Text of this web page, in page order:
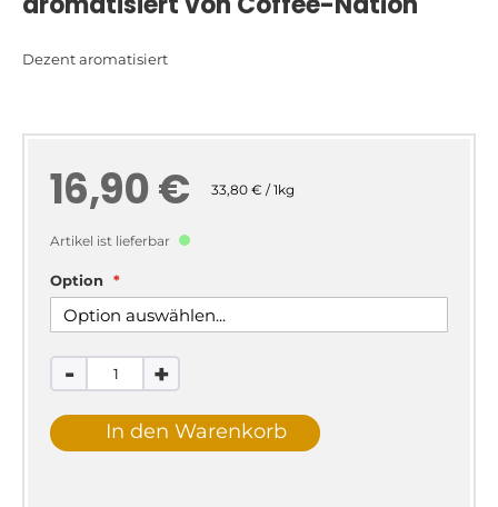
Dezent aromatisiert
16,90 € 33,80 € / 1kg
Artikel ist lieferbar
Option
- +
In den Warenkorb